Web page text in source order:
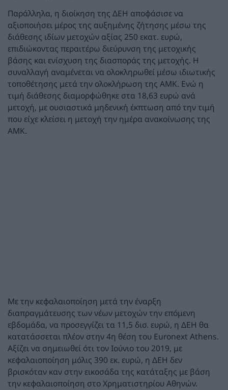
Παράλληλα, η διοίκηση της ΔΕΗ αποφάσισε να
αξιοποιήσει μέρος της αυξημένης ζήτησης μέσω της
διάθεσης ιδίων μετοχών αξίας 250 εκατ. ευρώ,
επιδιώκοντας περαιτέρω διεύρυνση της μετοχικής
βάσης και ενίσχυση της διασποράς της μετοχής. Η
συναλλαγή αναμένεται να ολοκληρωθεί μέσω ιδιωτικής
τοποθέτησης μετά την ολοκλήρωση της ΑΜΚ. Ενώ η
τιμή διάθεσης διαμορφώθηκε στα 18,63 ευρώ ανά
μετοχή, με ουσιαστικά μηδενική έκπτωση από την τιμή
που είχε κλείσει η μετοχή την ημέρα ανακοίνωσης της
ΑΜΚ.
Με την κεφαλαιοποίηση μετά την έναρξη
διαπραγμάτευσης των νέων μετοχών την επόμενη
εβδομάδα, να προσεγγίζει τα 11,5 δισ. ευρώ, η ΔΕΗ θα
κατατάσσεται πλέον στην 4η θέση του Euronext Athens.
Αξίζει να σημειωθεί ότι τον Ιούνιο του 2019, με
κεφαλαιοποίηση μόλις 390 εκ. ευρώ, η ΔΕΗ δεν
βρισκόταν καν στην εικοσάδα της κατάταξης με βάση
την κεφαλαιοποίηση στο Χρηματιστηρίου Αθηνών.